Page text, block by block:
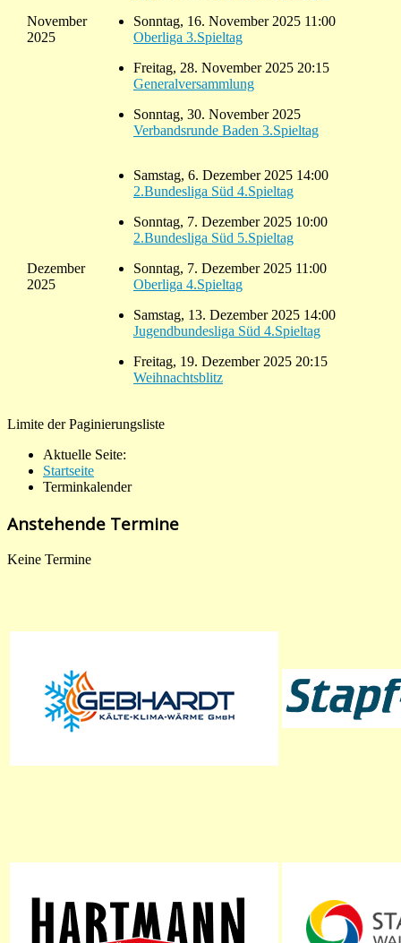
November
2025
Sonntag, 16. November 2025 11:00
Oberliga 3.Spieltag
Freitag, 28. November 2025 20:15
Generalversammlung
Sonntag, 30. November 2025
Verbandsrunde Baden 3.Spieltag
Dezember
2025
Samstag, 6. Dezember 2025 14:00
2.Bundesliga Süd 4.Spieltag
Sonntag, 7. Dezember 2025 10:00
2.Bundesliga Süd 5.Spieltag
Sonntag, 7. Dezember 2025 11:00
Oberliga 4.Spieltag
Samstag, 13. Dezember 2025 14:00
Jugendbundesliga Süd 4.Spieltag
Freitag, 19. Dezember 2025 20:15
Weihnachtsblitz
Limite der Paginierungsliste
Aktuelle Seite:
Startseite
Terminkalender
Anstehende Termine
Keine Termine